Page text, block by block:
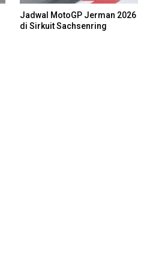
Jadwal MotoGP Jerman 2026
di Sirkuit Sachsenring